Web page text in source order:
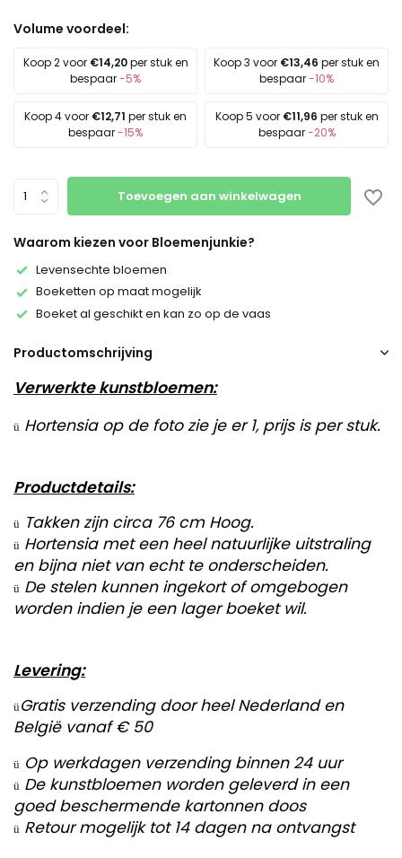
Volume voordeel:
Koop 2 voor €14,20per stuk en
bespaar-5%
Koop 3 voor €13,46 per stuk en
bespaar-10%
Koop 4 voor €12,71 per stuk en
bespaar-15%
Koop 5 voor €11,96 per stuk en
bespaar-20%
Toevoegen aan winkelwagen
Waarom kiezen voor Bloemenjunkie?
Levensechte bloemen
Boeketten op maat mogelijk
Boeket al geschikt en kan zo op de vaas
Productomschrijving
Verwerkte kunstbloemen:
ü Hortensia op de foto zie je er 1, prijs is per stuk.
Productdetails:
ü Takken zijn circa 76 cm Hoog.
ü Hortensia met een heel natuurlijke uitstraling
en bijna niet van echt te onderscheiden.
ü De stelen kunnen ingekort of omgebogen
worden indien je een lager boeket wil.
Levering:
üGratis verzending door heel Nederland en
België vanaf € 50
ü Op werkdagen verzending binnen 24 uur
ü De kunstbloemen worden geleverd in een
goed beschermende kartonnen doos
ü Retour mogelijk tot 14 dagen na ontvangst